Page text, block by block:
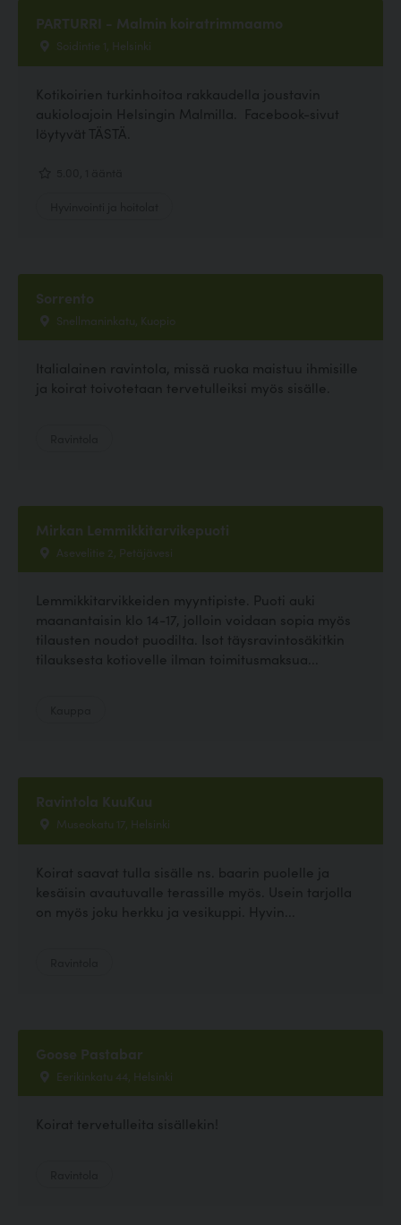
PARTURRI - Malmin koiratrimmaamo
Soidintie 1, Helsinki
Kotikoirien turkinhoitoa rakkaudella joustavin
aukioloajoin Helsingin Malmilla. Facebook-sivut
löytyvät TÄSTÄ.
Sorrento
Snellmaninkatu, Kuopio
Italialainen ravintola, missä ruoka maistuu ihmisille
ja koirat toivotetaan tervetulleiksi myös sisälle.
Mirkan Lemmikkitarvikepuoti
Asevelitie 2, Petäjävesi
Lemmikkitarvikkeiden myyntipiste. Puoti auki
maanantaisin klo 14-17, jolloin voidaan sopia myös
tilausten noudot puodilta. Isot täysravintosäkitkin
tilauksesta kotiovelle ilman toimitusmaksua...
Ravintola KuuKuu
Museokatu 17, Helsinki
Koirat saavat tulla sisälle ns. baarin puolelle ja
kesäisin avautuvalle terassille myös. Usein tarjolla
on myös joku herkku ja vesikuppi. Hyvin...
Goose Pastabar
Eerikinkatu 44, Helsinki
Koirat tervetulleita sisällekin!